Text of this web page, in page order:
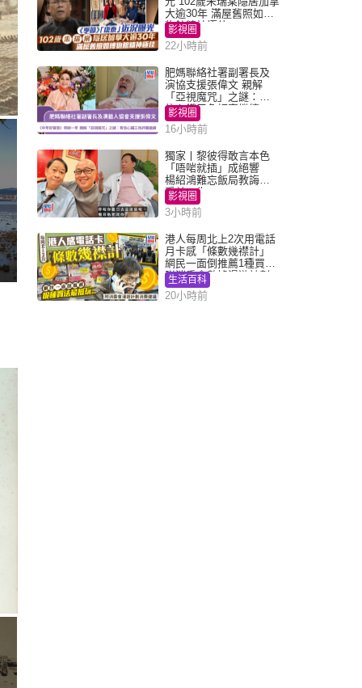
大逾30年 滿屋舊照如博
物館精神極佳
影視圈
22小時前
肥媽聯絡社署副署長及
演協支援張偉文 親解
「亞視魔咒」之謎：有
信心鐵三角評審繼續
影視圈
16小時前
獨家丨黎彼得敢言本色
「唔啱就插」成絕響
楊紹鴻難忘飯局教誨：
受益一生
影視圈
3小時前
港人每周北上2次用電話
月卡感「條數幾襟計」
網民一面倒推薦1種買法
附消委會數據漫遊計劃
消費提示
生活百科
20小時前